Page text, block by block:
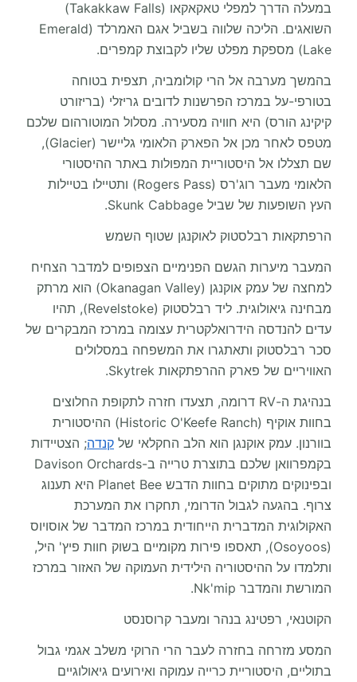
במעלה הדרך למפלי טאקאקאו (Takakkaw Falls)
השואגים. הליכה שלווה בשביל אגם האמרלד (Emerald
Lake) מספקת מפלט שליו לקבוצת קמפרים.
בהמשך מערבה אל הרי קולומביה, תצפית בטוחה
בטורפי-על במרכז הפרשנות לדובים גריזלי (בריזורט
קיקינג הורס) היא חוויה מסעירה. מסלול המוטורהום שלכם
מטפס לאחר מכן אל הפארק הלאומי גליישר (Glacier),
שם תצללו אל היסטוריית המפולות באתר ההיסטורי
הלאומי מעבר רוג'רס (Rogers Pass) ותטיילו בטיילות
העץ השופעות של שביל Skunk Cabbage.
הרפתקאות רבלסטוק לאוקנגן שטוף השמש
המעבר מיערות הגשם הפנימיים הצפופים למדבר הצחיח
למחצה של עמק אוקנגן (Okanagan Valley) הוא מרתק
מבחינה גיאולוגית. ליד רבלסטוק (Revelstoke), תהיו
עדים להנדסה הידרואלקטרית עצומה במרכז המבקרים של
סכר רבלסטוק ותאתגרו את המשפחה במסלולים
האוויריים של פארק ההרפתקאות Skytrek.
בנהיגת ה-RV דרומה, תצעדו חזרה לתקופת החלוצים
בחוות אוקיף (Historic O'Keefe Ranch) ההיסטורית
בוורנון. עמק אוקנגן הוא הלב החקלאי של קנדה; הצטיידות
בקמפרוואן שלכם בתוצרת טרייה ב-Davison Orchards
ובפינוקים מתוקים בחוות הדבש Planet Bee היא תענוג
צרוף. בהגעה לגבול הדרומי, תחקרו את המערכת
האקולוגית המדברית הייחודית במרכז המדבר של אוסויוס
(Osoyoos), תאספו פירות מקומיים בשוק חוות פיץ' היל,
ותלמדו על ההיסטוריה הילידית העמוקה של האזור במרכז
המורשת והמדבר Nk'mip.
הקוטנאי, רפטינג בנהר ומעבר קרוסנסט
המסע מזרחה בחזרה לעבר הרי הרוקי משלב אגמי גבול
בתוליים, היסטוריית כרייה עמוקה ואירועים גיאולוגיים